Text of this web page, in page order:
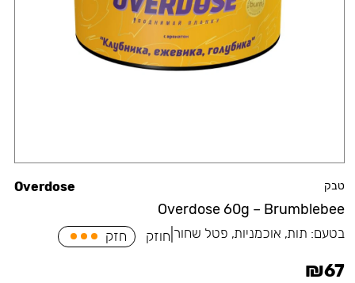
טבק
Overdose 60g – Brumblebee
Overdose
בטעם: תות, אוכמניות, פטל שחור חוזק חזק
₪67